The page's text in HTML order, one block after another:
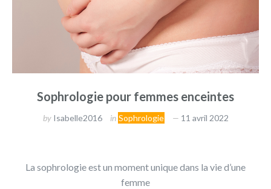
Sophrologie pour femmes enceintes
by Isabelle2016 in Sophrologie 11 avril 2022
La sophrologie est un moment unique dans la vie d’une
femme